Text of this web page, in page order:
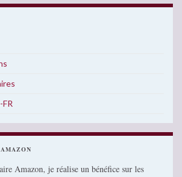
Amazon, je réalise un bénéfice sur les